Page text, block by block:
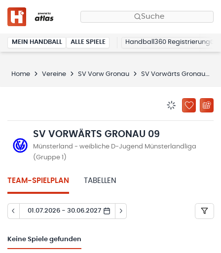
Suche
MEIN HANDBALL ALLE SPIELE Handball360 Registrierung
Home Vereine SV Vorw Gronau SV Vorwärts Gronau 09
ZU
SV VORWÄRTS GRONAU 09
Münsterland - weibliche D-Jugend Münsterlandliga
(Gruppe 1)
TEAM-SPIELPLAN TABELLEN
01.07.2026 - 30.06.2027
Keine Spiele gefunden